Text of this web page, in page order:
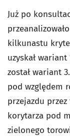
Już po
kilkunastu
uzyskał
został wariant
pod względem
przejazdu
korytarza pod
zielonego